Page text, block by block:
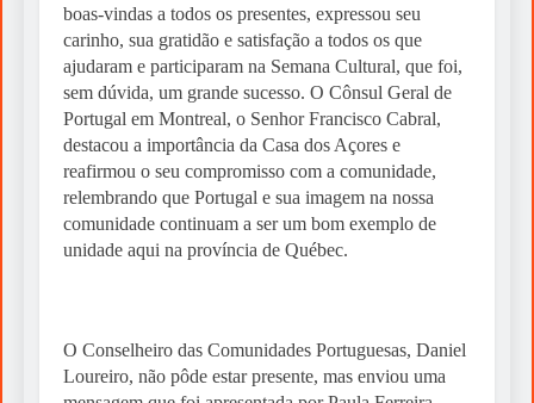
boas-vindas a todos os presentes, expressou seu
carinho, sua gratidão e satisfação a todos os que
ajudaram e participaram na Semana Cultural, que foi,
sem dúvida, um grande sucesso. O Cônsul Geral de
Portugal em Montreal, o Senhor Francisco Cabral,
destacou a importância da Casa dos Açores e
reafirmou o seu compromisso com a comunidade,
relembrando que Portugal e sua imagem na nossa
comunidade continuam a ser um bom exemplo de
unidade aqui na província de Québec.
O Conselheiro das Comunidades Portuguesas, Daniel
Loureiro, não pôde estar presente, mas enviou uma